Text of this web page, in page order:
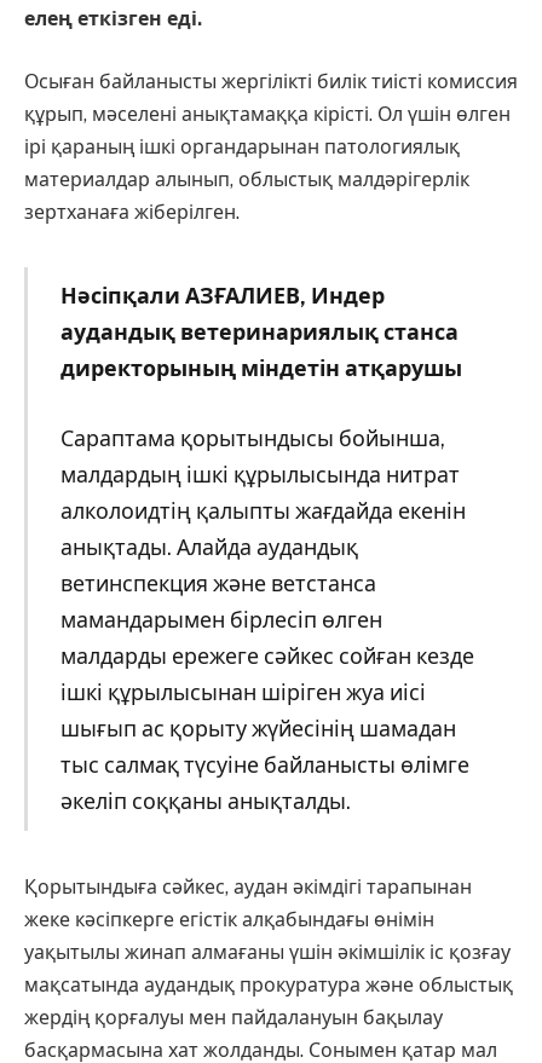
елең еткізген еді.
Осыған байланысты жергілікті билік тиісті комиссия
құрып, мәселені анықтамаққа кірісті. Ол үшін өлген
ірі қараның ішкі органдарынан патологиялық
материалдар алынып, облыстық малдәрігерлік
зертханаға жіберілген.
Нәсіпқали АЗҒАЛИЕВ, Индер
аудандық ветеринариялық станса
директорының міндетін атқарушы
Сараптама қорытындысы бойынша,
малдардың ішкі құрылысында нитрат
алколоидтің қалыпты жағдайда екенін
анықтады. Алайда аудандық
ветинспекция және ветстанса
мамандарымен бірлесіп өлген
малдарды ережеге сәйкес сойған кезде
ішкі құрылысынан шіріген жуа иісі
шығып ас қорыту жүйесінің шамадан
тыс салмақ түсуіне байланысты өлімге
әкеліп соққаны анықталды.
Қорытындыға сәйкес, аудан әкімдігі тарапынан
жеке кәсіпкерге егістік алқабындағы өнімін
уақытылы жинап алмағаны үшін әкімшілік іс қозғау
мақсатында аудандық прокуратура және облыстық
жердің қорғалуы мен пайдалануын бақылау
басқармасына хат жолданды. Сонымен қатар мал